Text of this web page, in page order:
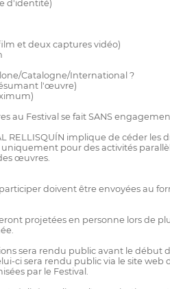
d'identité)
et deux captures vidéo)
Catalogne/International ?
l'œuvre)
au Festival se fait SANS
RELLISQUÍN implique de céder
pour des activités
œuvres.
doivent être envoyées au
projetées en personne lors de
sera rendu public avant le début
ci sera rendu public via le site
par le Festival.